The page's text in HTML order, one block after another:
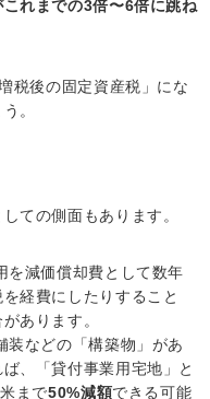
これまでの3倍〜6倍に跳ね
税後の固定資産税」にな
。
ての側面もあります。
を減価償却費として数年
経費にしたりすること
あります。
装などの「構築物」があ
、「貸付事業用宅地」と
まで50%減額できる可能